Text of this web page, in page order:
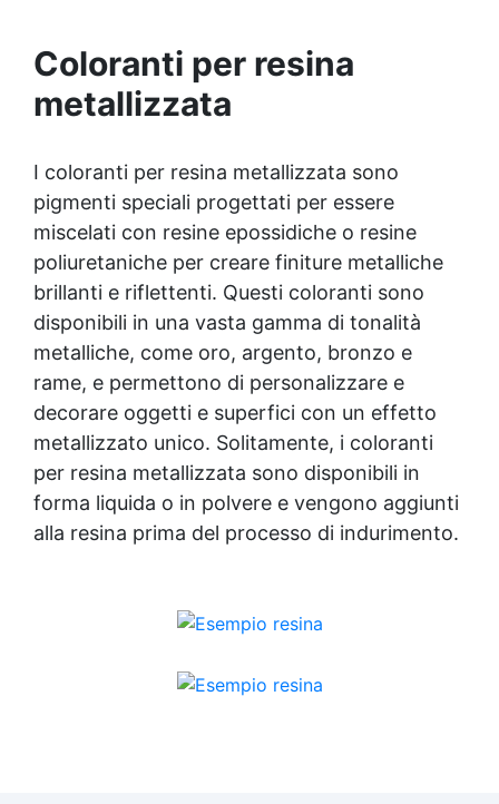
Coloranti per resina
metallizzata
I coloranti per resina metallizzata sono
pigmenti speciali progettati per essere
miscelati con resine epossidiche o resine
poliuretaniche per creare finiture metalliche
brillanti e riflettenti. Questi coloranti sono
disponibili in una vasta gamma di tonalità
metalliche, come oro, argento, bronzo e
rame, e permettono di personalizzare e
decorare oggetti e superfici con un effetto
metallizzato unico. Solitamente, i coloranti
per resina metallizzata sono disponibili in
forma liquida o in polvere e vengono aggiunti
alla resina prima del processo di indurimento.